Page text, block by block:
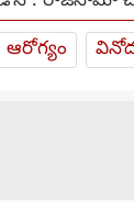
ఆరోగ్యం